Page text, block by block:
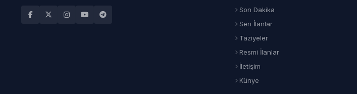
Son Dakika
Seri İlanlar
Taziyeler
Resmi İlanlar
İletişim
Künye